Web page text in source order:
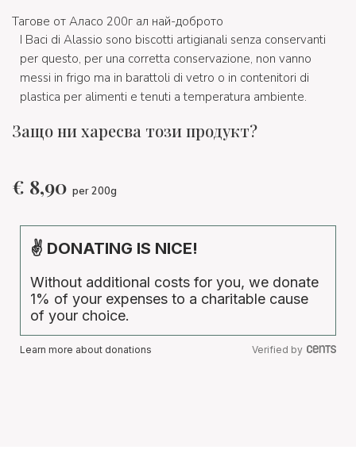
Тагове от Аласо 200г ал най-доброто
I Baci di Alassio sono biscotti artigianali senza conservanti
per questo, per una corretta conservazione, non vanno
messi in frigo ma in barattoli di vetro o in contenitori di
plastica per alimenti e tenuti a temperatura ambiente.
Защо ни харесва този продукт?
€ 8,90 per 200g
✌ DONATING IS NICE!
Without additional costs for you, we donate
1% of your expenses to a charitable cause
of your choice.
Learn more about donations Verified by